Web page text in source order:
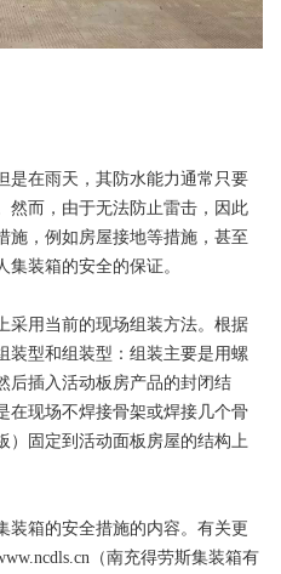
在雨天，其防水能力通常只要
然而，由于无法防止雷击，因此
施，例如房屋接地等措施，甚至
装箱的安全的保证。
用当前的现场组装方法。根据
装型和组装型：组装主要是用螺
后插入活动板房产品的封闭结
在现场不焊接骨架或焊接几个骨
）固定到活动面板房屋的结构上
箱的安全措施的内容。有关更
（南充得劳斯集装箱有